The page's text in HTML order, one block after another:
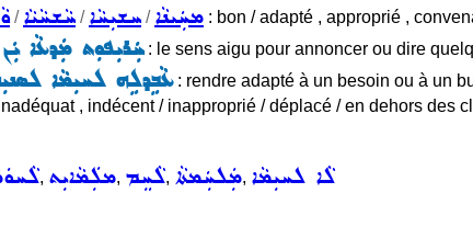
/ܚܵܫܚܵܝܵܐ /ܚܫܝܼܚܵܐ /ܡܚܲܝܢܵܐ : bon / adapté , approprié ,
ܚܲܪܝܼܦܘܼܬ ܡܲܕܥܵܐ: le sens aigu pour annoncer ou dire
ܥܵܒܹܕܠܹܗ ܠܚܝܼܡܵܐ: rendre adapté à un besoin ou à un
, indécent / inapproprié / déplacé / en dehors des
, ܡܠܲܡܵܐܝܼܬ, ܠܵܚܸܡ, ܡܲܠܚܲܡܬܵܐ, ܠܵܐ ܠܚܝܼܡܵܐ